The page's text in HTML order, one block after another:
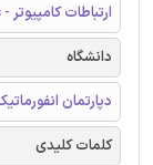
ارتباطات کامپیوتر - Computer Communications
دانشگاه
دپارتمان
کلمات کلیدی